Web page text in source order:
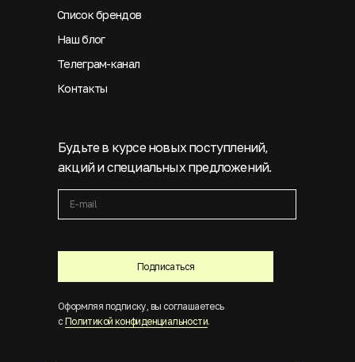
Подписаться
Будьте в курсе новых поступлений,
акций и специальных предложений.
Оформляя подписку, вы соглашаетесь
с Политикой конфиденциальности.
Список брендов
Наш блог
Телеграм-канал
Контакты